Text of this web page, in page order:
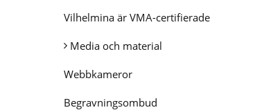
Vilhelmina är VMA-certifierade
Media och material
Webbkameror
Begravningsombud